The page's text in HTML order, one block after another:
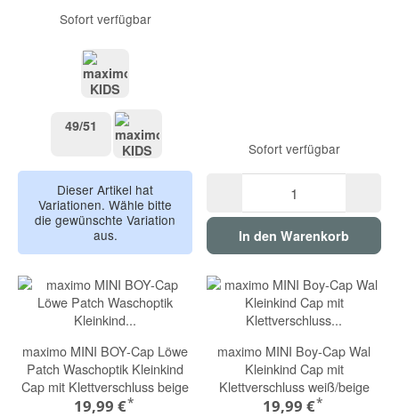
Sofort verfügbar
49/51 49/51
Dieser Artikel hat
Variationen. Wähle bitte
die gewünschte Variation
aus.
Sofort verfügbar
In den Warenkorb
maximo MINI BOY-Cap Löwe
Patch Waschoptik Kleinkind
Cap mit Klettverschluss beige
19,99 €*
maximo MINI Boy-Cap Wal
Kleinkind Cap mit
Klettverschluss weiß/beige
19,99 €*